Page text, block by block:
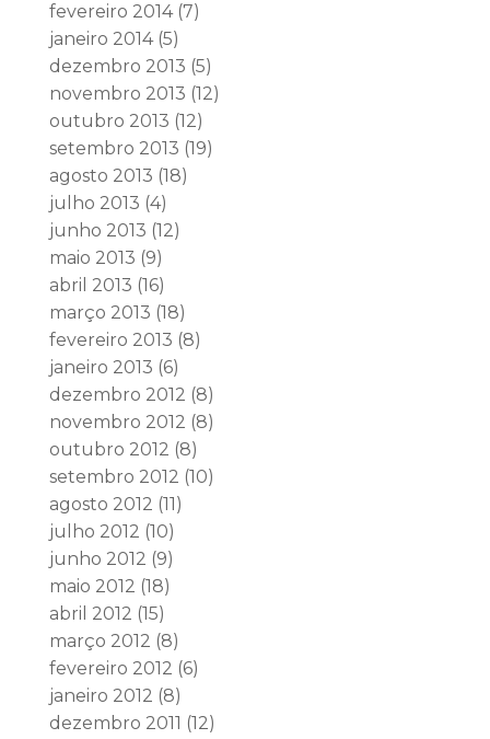
fevereiro 2014(7)
janeiro 2014(5)
dezembro 2013 (5)
novembro 2013 (12)
outubro 2013 (12)
setembro 2013 (19)
agosto 2013 (18)
julho 2013 (4)
junho 2013 (12)
maio 2013 (9)
abril 2013 (16)
março 2013 (18)
fevereiro 2013 (8)
janeiro 2013 (6)
dezembro 2012 (8)
novembro 2012 (8)
outubro 2012 (8)
setembro 2012 (10)
agosto 2012 (11)
julho 2012 (10)
junho 2012 (9)
maio 2012 (18)
abril 2012 (15)
março 2012 (8)
fevereiro 2012 (6)
janeiro 2012 (8)
dezembro 2011 (12)